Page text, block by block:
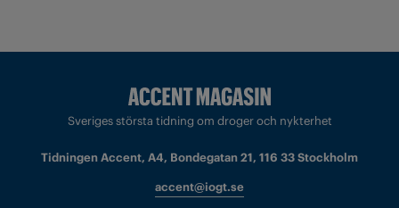
Sveriges största tidning om droger och nykterhet
Tidningen Accent, A4, Bondegatan 21, 116 33 Stockholm
accent@iogt.se